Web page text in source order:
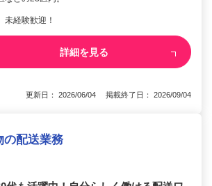
未経験歓迎！
詳細を見る
更新日： 2026/06/04 掲載終了日： 2026/09/04
の配送業務